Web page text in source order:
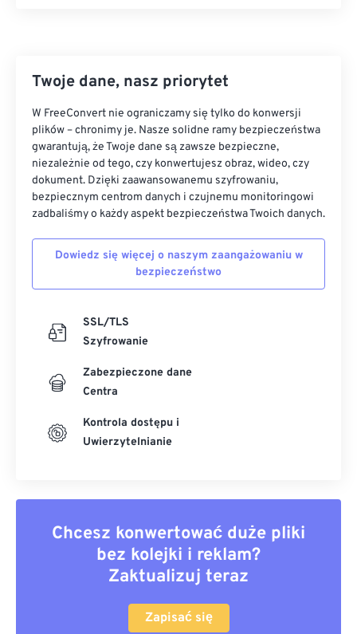
Twoje dane, nasz priorytet
W FreeConvert nie ograniczamy się tylko do konwersji
plików – chronimy je. Nasze solidne ramy bezpieczeństwa
gwarantują, że Twoje dane są zawsze bezpieczne,
niezależnie od tego, czy konwertujesz obraz, wideo, czy
dokument. Dzięki zaawansowanemu szyfrowaniu,
bezpiecznym centrom danych i czujnemu monitoringowi
zadbaliśmy o każdy aspekt bezpieczeństwa Twoich danych.
Dowiedz się więcej o naszym zaangażowaniu w
bezpieczeństwo
SSL/TLS
Szyfrowanie
Zabezpieczone dane
Centra
Kontrola dostępu i
Uwierzytelnianie
Chcesz konwertować duże pliki
bez kolejki i reklam?
Zaktualizuj teraz
Zapisać się